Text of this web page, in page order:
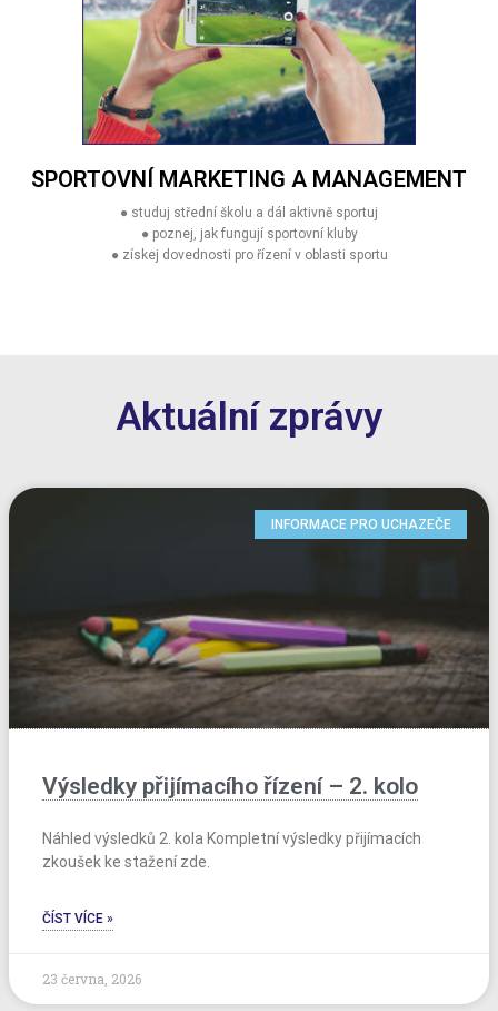
SPORTOVNÍ MARKETING A MANAGEMENT
● studuj střední školu a dál aktivně sportuj
● poznej, jak fungují sportovní kluby
● získej dovednosti pro řízení v oblasti sportu
Aktuální zprávy
INFORMACE PRO UCHAZEČE
Výsledky přijímacího řízení – 2. kolo
Náhled výsledků 2. kola Kompletní výsledky přijímacích
zkoušek ke stažení zde.
ČÍST VÍCE »
23 června, 2026